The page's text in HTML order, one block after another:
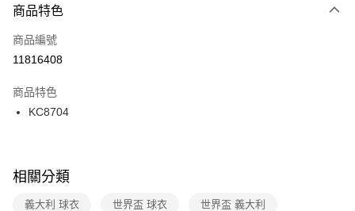
３．安心：先確認商品／服務後，再付款。
【「AFTEE先享後付」結帳流程】
１．於結帳方式選擇「AFTEE先享後付」後，將跳轉至「AFTEE先享後付」
２．訂單成立數日內，您將收到繳費通知簡訊。
３．收到繳費通知簡訊後14天內，點擊此簡訊中的連結，可透過四大超商／
ATM／網路銀行／等多元方式進行付款，方視為交易完成。
※ 交易是否成功請以「AFTEE先享後付 」之結帳頁面顯示為準，若有關於
是否繳費成功／繳費後需取消欲退款等相關疑問，請聯繫「AFTEE先享後付
客戶支援中心」
https://netprotections.freshdesk.com/support/home
每筆NT$100，滿NT$1,500(含以上)免運費
宅配
每筆NT$100，滿NT$1,500(含以上)免運費
付款後門市自取
每筆NT$100，滿NT$1,500(含以上)免運費
商品特色
商品編號
11816408
商品特色
KC8704
相關分類
義大利 球衣 世界盃 球衣 世界盃 義大利